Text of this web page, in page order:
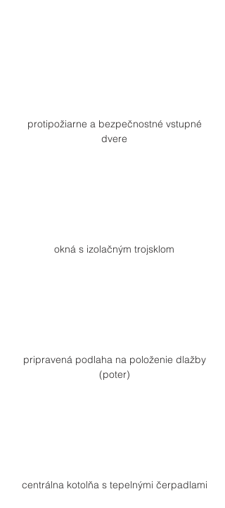
protipožiarne a bezpečnostné vstupné
dvere
okná s izolačným trojsklom
pripravená podlaha na položenie dlažby
(poter)
centrálna kotolňa s tepelnými čerpadlami